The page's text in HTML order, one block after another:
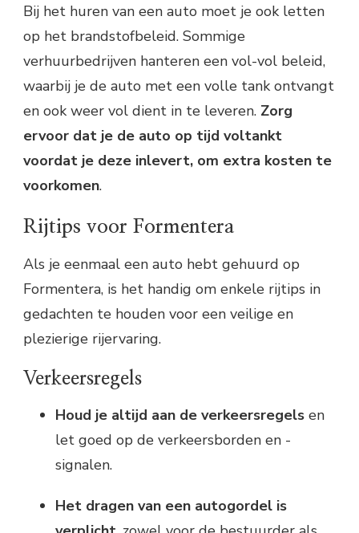
Bij het huren van een auto moet je ook letten
op het brandstofbeleid. Sommige
verhuurbedrijven hanteren een vol-vol beleid,
waarbij je de auto met een volle tank ontvangt
en ook weer vol dient in te leveren. Zorg
ervoor dat je de auto op tijd voltankt
voordat je deze inlevert, om extra kosten te
voorkomen.
Rijtips voor Formentera
Als je eenmaal een auto hebt gehuurd op
Formentera, is het handig om enkele rijtips in
gedachten te houden voor een veilige en
plezierige rijervaring.
Verkeersregels
Houd je altijd aan de verkeersregels en
let goed op de verkeersborden en -
signalen.
Het dragen van een autogordel is